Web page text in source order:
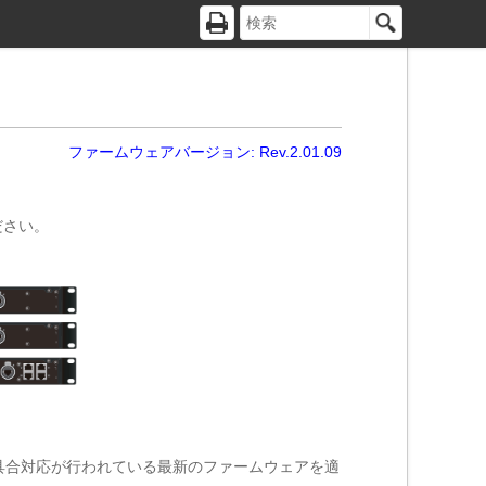
ファームウェアバージョン: Rev.2.01.09
い。
対応が行われている最新のファームウェアを適